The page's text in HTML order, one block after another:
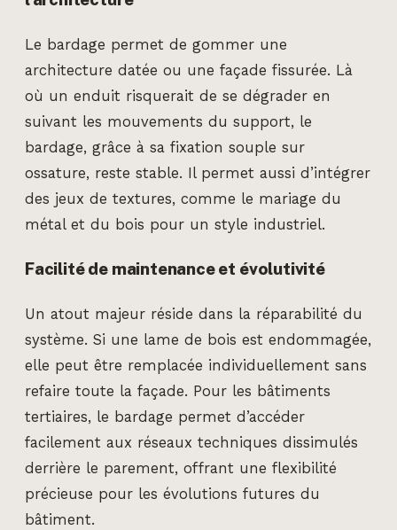
Le bardage permet de gommer une
architecture datée ou une façade fissurée. Là
où un enduit risquerait de se dégrader en
suivant les mouvements du support, le
bardage, grâce à sa fixation souple sur
ossature, reste stable. Il permet aussi d’intégrer
des jeux de textures, comme le mariage du
métal et du bois pour un style industriel.
Facilité de maintenance et évolutivité
Un atout majeur réside dans la réparabilité du
système. Si une lame de bois est endommagée,
elle peut être remplacée individuellement sans
refaire toute la façade. Pour les bâtiments
tertiaires, le bardage permet d’accéder
facilement aux réseaux techniques dissimulés
derrière le parement, offrant une flexibilité
précieuse pour les évolutions futures du
bâtiment.